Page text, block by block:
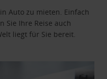
Auto zu mieten. Einfach
Sie Ihre Reise auch
liegt für Sie bereit.